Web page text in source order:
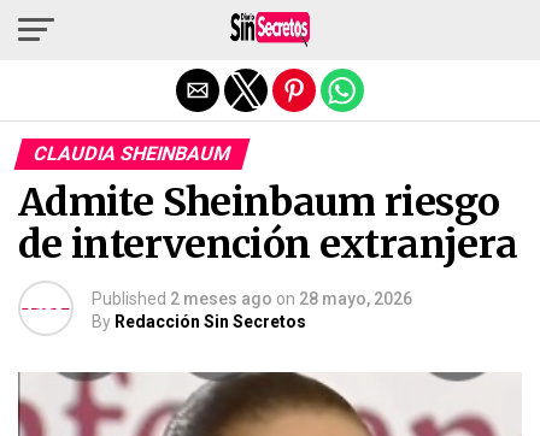
CLAUDIA SHEINBAUM
Admite Sheinbaum riesgo
de intervención extranjera
Published 2 meses ago on 28 mayo, 2026
By Redacción Sin Secretos
Salir de la versión móvil